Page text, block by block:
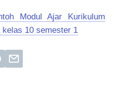
Modul Ajar Kurikulum
kelas 10 semester 1